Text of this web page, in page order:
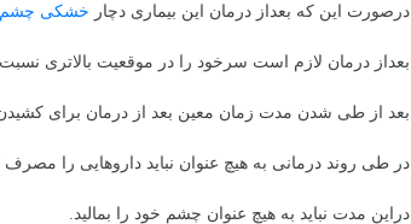
درصورت این که بعداز درمان این بیماری دچار خشکی چشم
بعداز درمان لازم است سرخود را در موقعیت بالاتری
بعد از طی شدن مدت زمان معین بعد از درمان برای کشیدن
در طی روند درمانی به هیچ عنوان نباید داروهایی را مصرف
دراین مدت نباید به هیچ عنوان چشم خود را بمالید.